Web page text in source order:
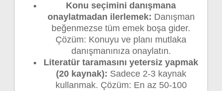
Konu seçimini danışmana
onaylatmadan ilerlemek: Danışman
beğenmezse tüm emek boşa gider.
Çözüm: Konuyu ve planı mutlaka
danışmanınıza onaylatın.
Literatür taramasını yetersiz yapmak
(20 kaynak): Sadece 2-3 kaynak
kullanmak. Çözüm: En az 50-100